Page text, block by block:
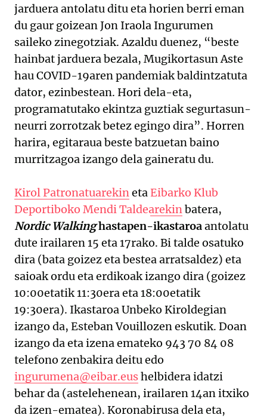
jarduera antolatu ditu eta horien berri eman
du gaur goizean Jon Iraola Ingurumen
saileko zinegotziak. Azaldu duenez, “beste
hainbat jarduera bezala, Mugikortasun Aste
hau COVID-19aren pandemiak baldintzatuta
dator, ezinbestean. Hori dela-eta,
programatutako ekintza guztiak segurtasun-
neurri zorrotzak betez egingo dira”. Horren
harira, egitaraua beste batzuetan baino
murritzagoa izango dela gaineratu du.
Kirol PatronatuarekinetaEibarko Klub
Deportiboko Mendi Taldearekinbatera,
Nordic Walkinghastapen-ikastaroaantolatu
dute irailaren 15 eta 17rako. Bi talde osatuko
dira (bata goizez eta bestea arratsaldez) eta
saioak ordu eta erdikoak izango dira (goizez
10:00etatik 11:30era eta 18:00etatik
19:30era). Ikastaroa Unbeko Kiroldegian
izango da, Esteban Vouillozen eskutik. Doan
izango da eta izena emateko 943 70 84 08
telefono zenbakira deitu edo
ingurumena@eibar.eushelbidera idatzi
behar da (astelehenean, irailaren 14an itxiko
da izen-ematea). Koronabirusa dela eta,